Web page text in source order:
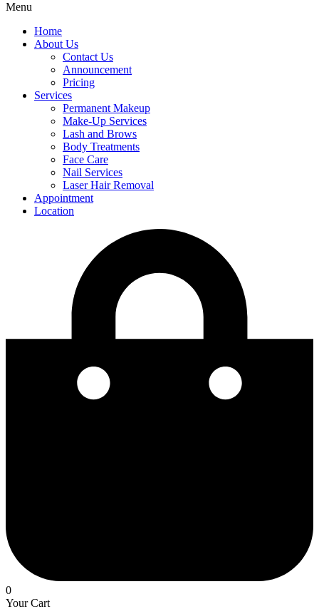
Menu
Home
About Us
Contact Us
Announcement
Pricing
Services
Permanent Makeup
Make-Up Services
Lash and Brows
Body Treatments
Face Care
Nail Services
Laser Hair Removal
Appointment
Location
0
Your Cart